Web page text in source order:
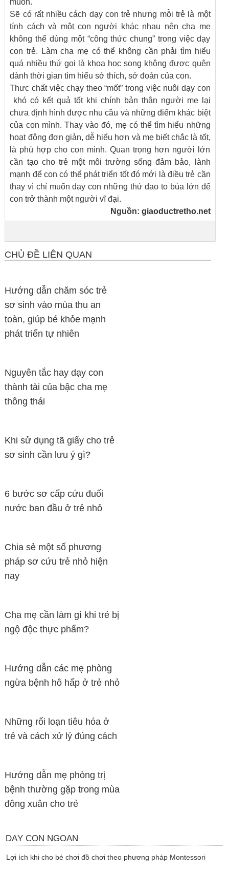
muốn.
Sẽ có rất nhiều cách dạy con trẻ nhưng mỗi trẻ là một
tính cách và một con người khác nhau nên cha mẹ
không thể dùng một “công thức chung” trong việc dạy
con trẻ. Làm cha mẹ có thể không cần phải tìm hiểu
quá nhiều thứ gọi là khoa học song không được quên
dành thời gian tìm hiểu sở thích, sở đoản của con.
Thưc chất việc chạy theo “mốt” trong việc nuôi dạy con
khó có kết quả tốt khi chính bản thân người mẹ lại
chưa định hình được nhu cầu và những điểm khác biệt
của con mình. Thay vào đó, mẹ có thể tìm hiểu những
hoạt động đơn giản, dễ hiểu hơn và mẹ biết chắc là tốt,
là phù hợp cho con mình. Quan trọng hơn người lớn
cần tạo cho trẻ một môi trường sống đảm bảo, lành
mạnh để con có thể phát triển tốt đó mới là điều trẻ cần
thay vì chỉ muốn dạy con những thứ đao to búa lớn để
con trở thành một người vĩ đại.
Nguồn: giaoductretho.net
CHỦ ĐỀ LIÊN QUAN
Hướng dẫn chăm sóc trẻ
sơ sinh vào mùa thu an
toàn, giúp bé khỏe mạnh
phát triển tự nhiên
Nguyên tắc hay dạy con
thành tài của bậc cha mẹ
thông thái
Khi sử dụng tã giấy cho trẻ
sơ sinh cần lưu ý gì?
6 bước sơ cấp cứu đuối
nước ban đầu ở trẻ nhỏ
Chia sẻ một số phương
pháp sơ cứu trẻ nhỏ hiện
nay
Cha mẹ cần làm gì khi trẻ bị
ngộ độc thực phẩm?
Hướng dẫn các mẹ phòng
ngừa bệnh hô hấp ở trẻ nhỏ
Những rối loạn tiêu hóa ở
trẻ và cách xử lý đúng cách
Hướng dẫn mẹ phòng trị
bệnh thường gặp trong mùa
đông xuân cho trẻ
DẠY CON NGOAN
Lợi ích khi cho bé chơi đồ chơi theo phương pháp Montessori